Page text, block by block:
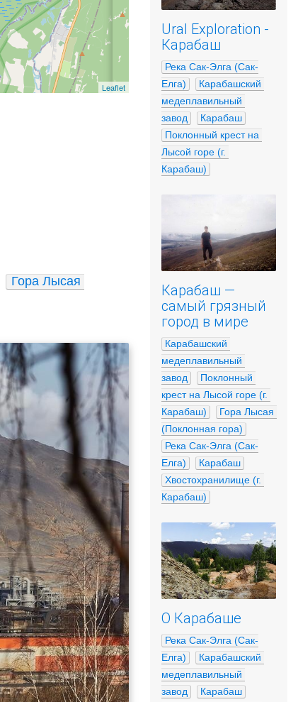
Leaflet
Гора Лысая
Ural Exploration -
Карабаш
Река Сак-Элга (Сак-
Елга)
Карабашский
медеплавильный
завод
Карабаш
Поклонный крест на
Лысой горе (г.
Карабаш)
Карабаш —
самый грязный
город в мире
Карабашский
медеплавильный
завод
Поклонный
крест на Лысой горе (г.
Карабаш)
Гора Лысая
(Поклонная гора)
Река Сак-Элга (Сак-
Елга)
Карабаш
Хвостохранилище (г.
Карабаш)
О Карабаше
Река Сак-Элга (Сак-
Елга)
Карабашский
медеплавильный
завод
Карабаш